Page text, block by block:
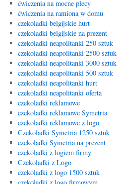
ćwiczenia na mocne plecy
ćwiczenia na ramiona w domu
czekoladki belgijskie hurt
czekoladki belgijskie na prezent
czekoladki neapolitanki 250 sztuk
czekoladki neapolitanki 2500 sztuk
czekoladki neapolitanki 3000 sztuk
czekoladki neapolitanki 500 sztuk
czekoladki neapolitanki hurt
czekoladki neapolitanki oferta
czekoladki reklamowe
czekoladki reklamowe Symetria
czekoladki reklamowe z logo
Czekoladki Symetria 1250 sztuk
czekoladki Symetria na prezent
czekoladki z logiem firmy
Czekoladki z Logo
czekoladki z logo 1500 sztuk